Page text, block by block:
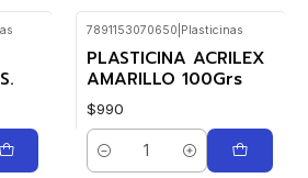
7891153070650 Plasticinas
PLASTICINA ACRILEX
AMARILLO 100Grs
$990
Cantidad